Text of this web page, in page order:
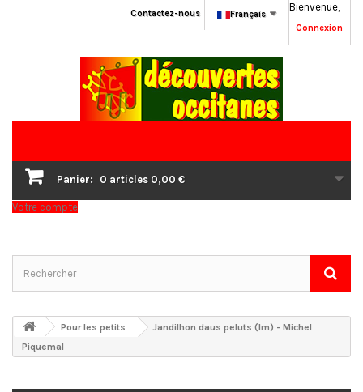
Bienvenue,
Connexion
Français
Contactez-nous
Panier: 0 articles 0,00 €
Votre compte
Pour les petits
Jandilhon daus peluts (lm) - Michel
Piquemal